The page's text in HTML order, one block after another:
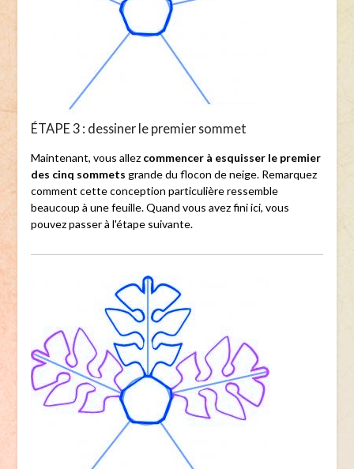
ÉTAPE 3 : dessiner le premier sommet
Maintenant, vous allez commencer à esquisser le premier
des cinq sommets grande du flocon de neige. Remarquez
comment cette conception particulière ressemble
beaucoup à une feuille. Quand vous avez fini ici, vous
pouvez passer à l'étape suivante.